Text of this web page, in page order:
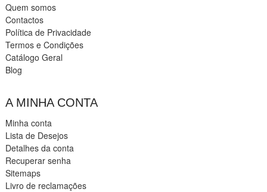
Quem somos
Contactos
Política de Privacidade
Termos e Condições
Catálogo Geral
Blog
A MINHA CONTA
Minha conta
Lista de Desejos
Detalhes da conta
Recuperar senha
Sitemaps
Livro de reclamações